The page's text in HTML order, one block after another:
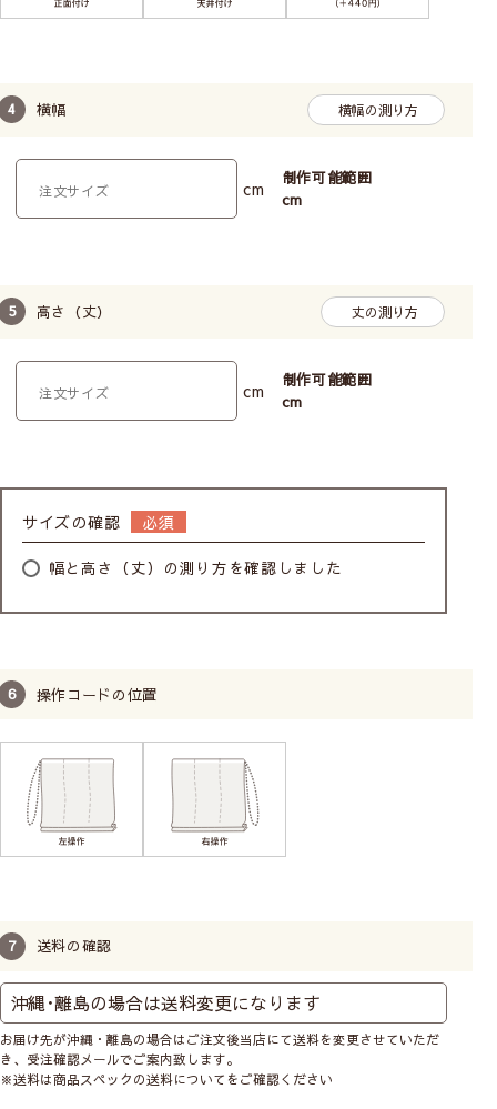
いキッチンやトイレの小窓
正面付け
窓枠の外側の壁に取付ける
ので、窓枠が隠れるように
カーテンレール付け
レールの幅から左右2cmず
レールの耐重量に注意して
お選びください。
シェードの取付け方法
サイズの測り方
横幅 横幅の測り方
cm
制作可能範囲
cm
高さ（丈） 丈の測り方
cm
制作可能範囲
cm
サイズの確認
幅と高さ（丈）の測り方を確認しました
操作コードの位置
送料の確認
お届け先が沖縄・離島の場合はご注文後当店にて送料を変更させていただ
き、受注確認メールでご案内致します。
※送料は商品スペックの送料についてをご確認ください